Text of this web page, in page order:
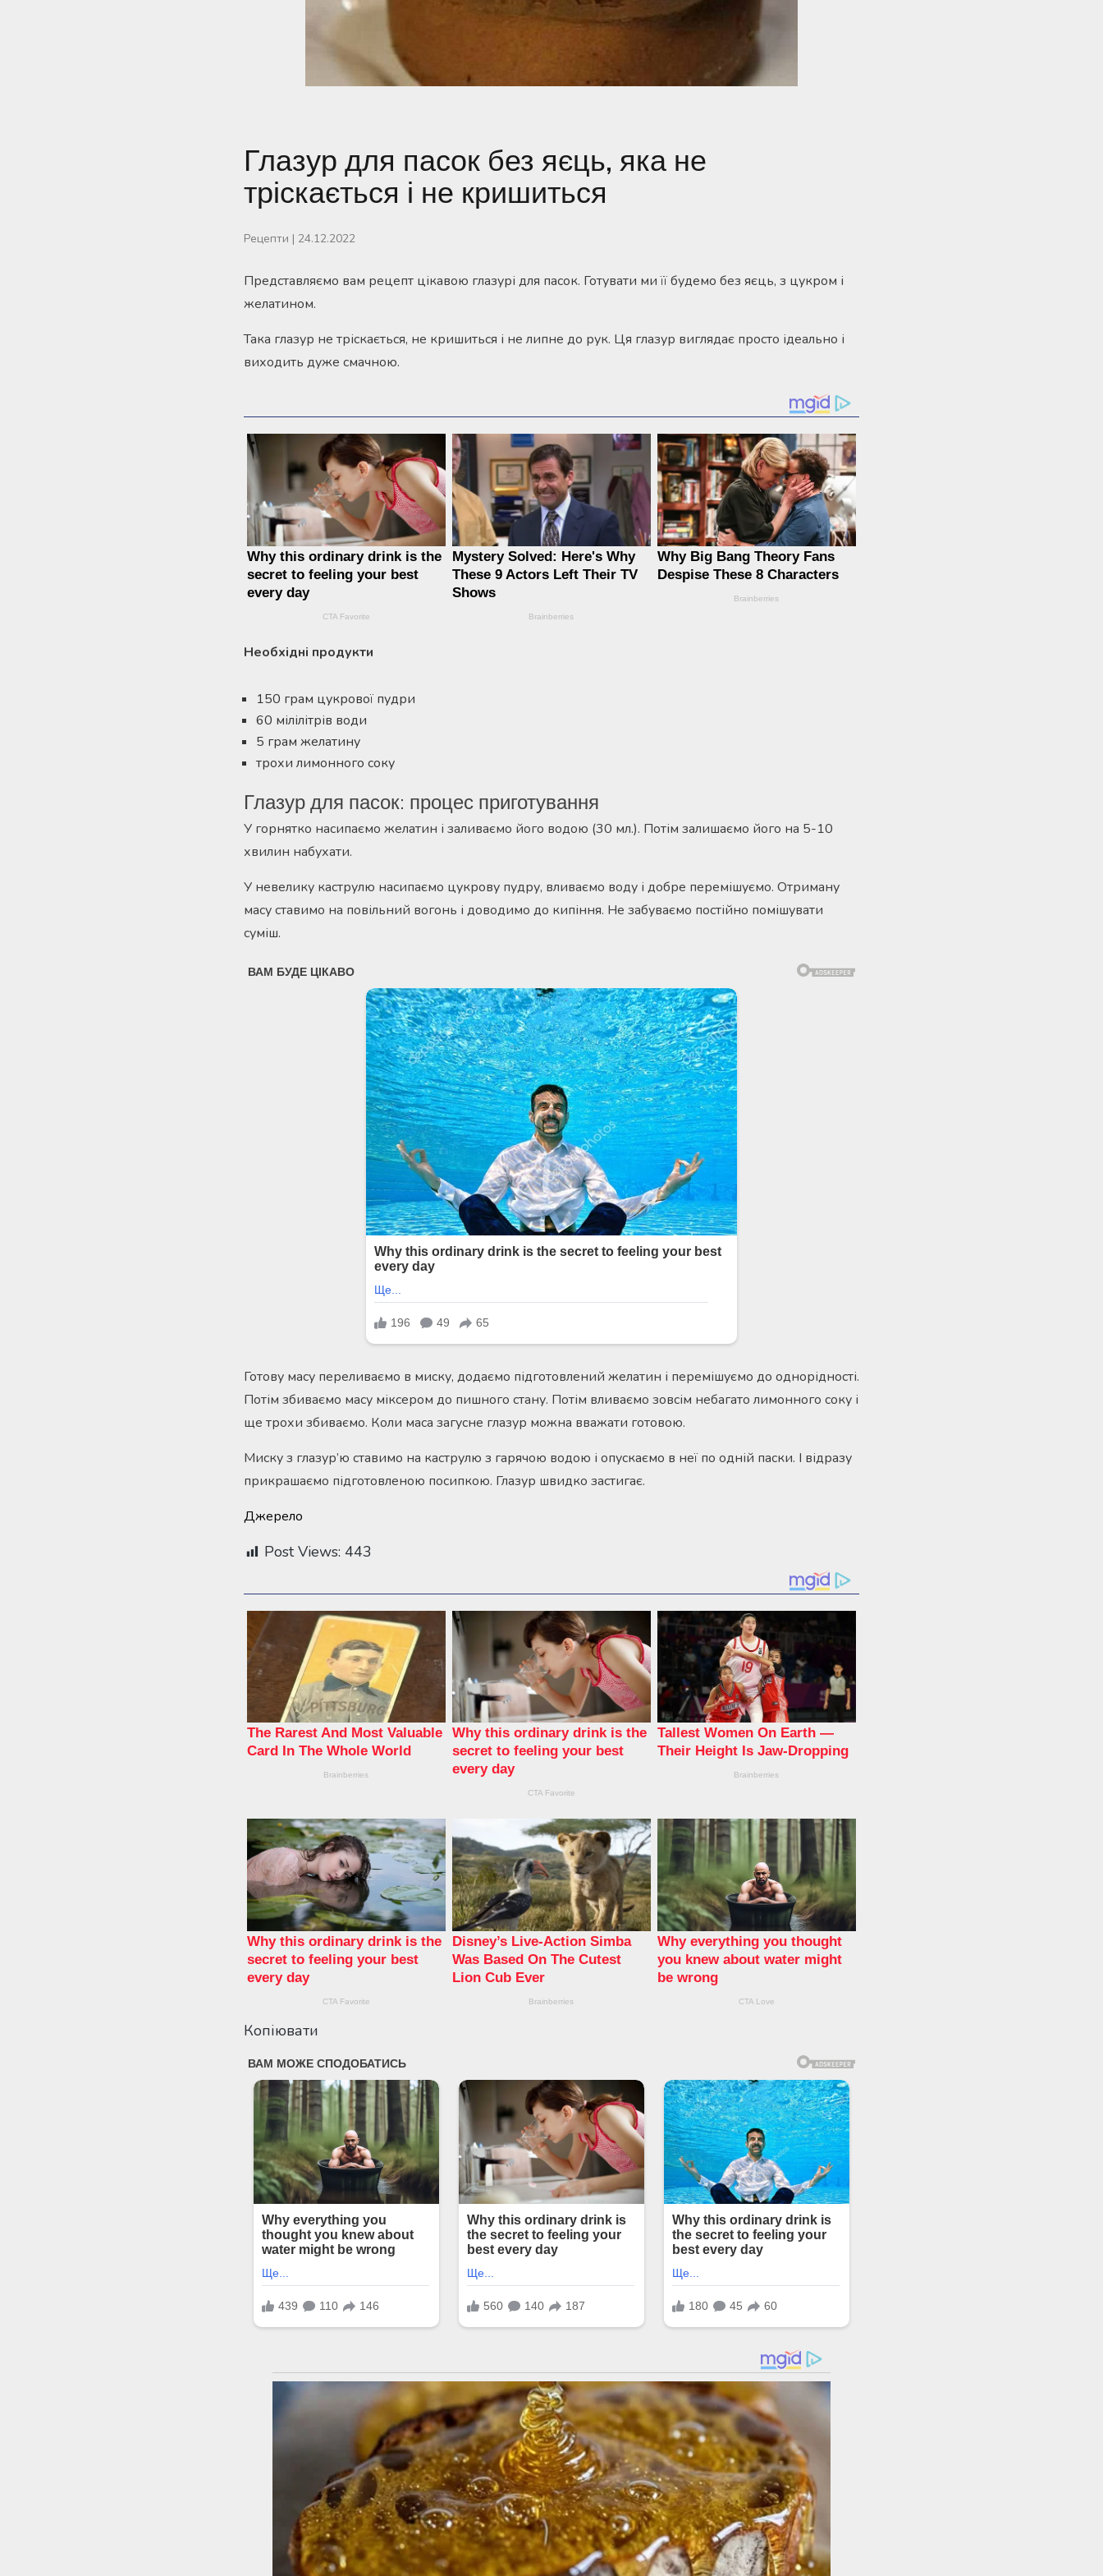
Глазур для пасок без яєць, яка не
тріскається і не кришиться
Рецепти | 24.12.2022
Представляємо вам рецепт цікавою глазурі для пасок. Готувати ми її будемо без яєць, з цукром і
желатином.
Така глазур не тріскається, не кришиться і не липне до рук. Ця глазур виглядає просто ідеально і
виходить дуже смачною.
Необхідні продукти
150 грам цукрової пудри
60 мілілітрів води
5 грам желатину
трохи лимонного соку
Глазур для пасок: процес приготування
У горнятко насипаємо желатин і заливаємо його водою (30 мл.). Потім залишаємо його на 5-10
хвилин набухати.
У невелику каструлю насипаємо цукрову пудру, вливаємо воду і добре перемішуємо. Отриману
масу ставимо на повільний вогонь і доводимо до кипіння. Не забуваємо постійно помішувати
суміш.
Готову масу переливаємо в миску, додаємо підготовлений желатин і перемішуємо до однорідності.
Потім збиваємо масу міксером до пишного стану. Потім вливаємо зовсім небагато лимонного соку і
ще трохи збиваємо. Коли маса загусне глазур можна вважати готовою.
Миску з глазур’ю ставимо на каструлю з гарячою водою і опускаємо в неї по одній паски. І відразу
прикрашаємо підготовленою посипкою. Глазур швидко застигає.
Джерело
Post Views: 443
Копіювати